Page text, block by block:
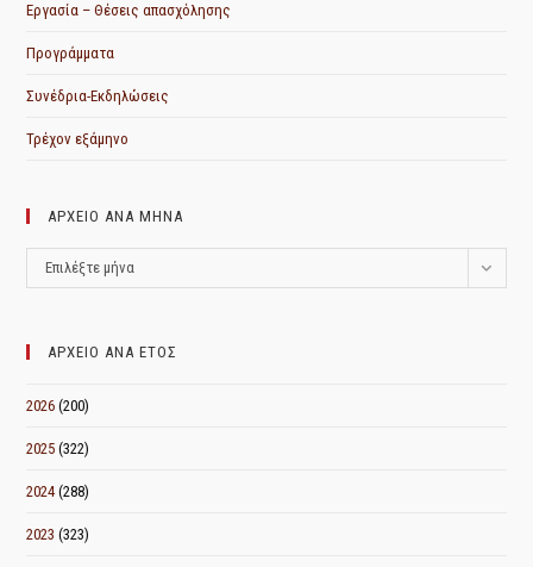
Εργασία – Θέσεις απασχόλησης
Προγράμματα
Συνέδρια-Εκδηλώσεις
Τρέχον εξάμηνο
ΑΡΧΕΙΟ ΑΝΑ ΜΗΝΑ
ΑΡΧΕΙΟ
ΑΝΑ
Επιλέξτε μήνα
ΑΡΧΕΙΟ ΑΝΑ ΕΤΟΣ
2026 (200)
2025 (322)
2024 (288)
2023 (323)